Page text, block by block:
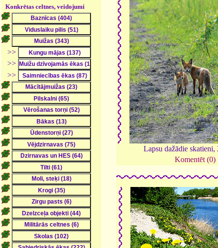
Konkrētas celtnes, veidojumi
>>
>>
>>
Lapsu dažādie skatieni,
Komentēt (0)